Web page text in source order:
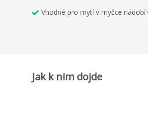
Vhodné pro mytí v myčce nádobí
Jak k nim dojde